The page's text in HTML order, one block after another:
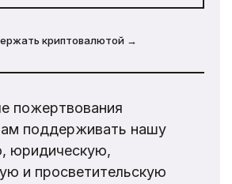
криптовалютой →
пожертвования
поддерживать нашу
юридическую,
и просветительскую